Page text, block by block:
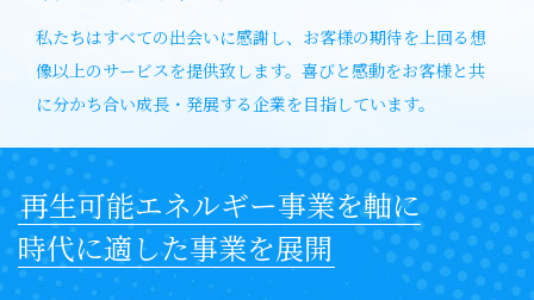
私たちはすべての出会いに感謝し、お客様の期待を上回る想
像以上のサービスを提供致します。喜びと感動をお客様と共
に分かち合い成長・発展する企業を目指しています。
再生可能エネルギー事業を軸に
時代に適した事業を展開